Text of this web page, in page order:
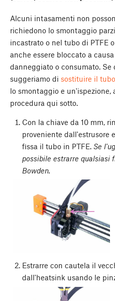
Alcuni intasamenti non
richiedono lo smontaggio
incastrato o nel tubo di PTFE
anche essere bloccato a
danneggiato o consumato. Se
suggeriamo di sostituire il
lo smontaggio e un'ispezione,
procedura qui sotto.
Con la chiave da 10 mm,
proveniente dall'estrusore
fissa il tubo in PTFE. Se
possibile estrarre qualsiasi
Bowden.
Estrarre con cautela il
dall'heatsink usando le